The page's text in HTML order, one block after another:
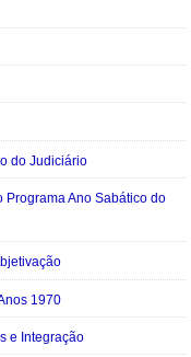
do Judiciário
Programa Ano Sabático do
1970
e Integração